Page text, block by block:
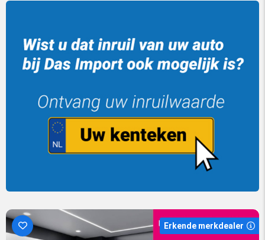
Erkende merkdealer